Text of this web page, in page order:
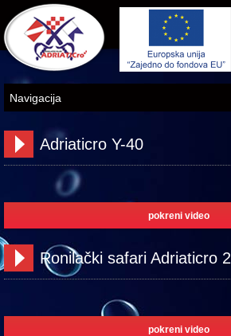
Adriaticro Y-40
pokreni video
Ronilački safari Adriaticro
pokreni video